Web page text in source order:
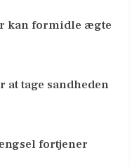
kan formidle ægte
at tage sandheden
fortjener